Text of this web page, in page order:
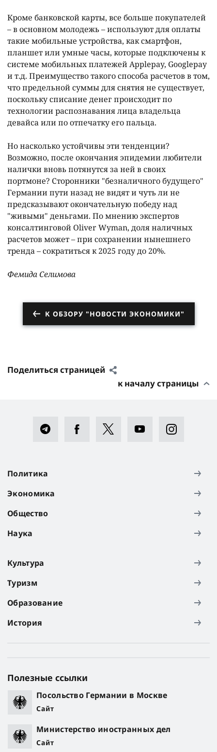
Кроме банковской карты, все больше покупателей
– в основном молодежь – используют для оплаты
такие мобильные устройства, как смартфон,
планшет или умные часы, которые подключены к
системе мобильных платежей Applepay, Googlepay
и т.д. Преимущество такого способа расчетов в том,
что предельной суммы для снятия не существует,
поскольку списание денег происходит по
технологии распознавания лица владельца
девайса или по отпечатку его пальца.
Но насколько устойчивы эти тенденции?
Возможно, после окончания эпидемии любители
налички вновь потянутся за ней в своих
портмоне? Сторонники "безналичного будущего"
Германии пути назад не видят и чуть ли не
предсказывают окончательную победу над
"живыми" деньгами. По мнению экспертов
консалтинговой Oliver Wyman, доля наличных
расчетов может – при сохранении нынешнего
тренда – сократиться к 2025 году до 20%.
Фемида Селимова
К ОБЗОРУ "НОВОСТИ ЭКОНОМИКИ"
Поделиться страницей
к началу страницы
Политика
Экономика
Общество
Наука
Культура
Туризм
Образование
История
Полезные ссылки
Посольство Германии в Москве
Сайт
Министерство иностранных дел
Сайт